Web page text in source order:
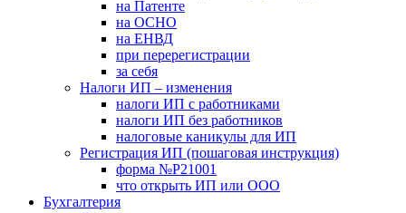
на Патенте
на ОСНО
на ЕНВД
при перерегистрации
за себя
Налоги ИП – изменения
налоги ИП с работниками
налоги ИП без работников
налоговые каникулы для ИП
Регистрация ИП (пошаговая инструкция)
форма №Р21001
что открыть ИП или ООО
Бухгалтерия